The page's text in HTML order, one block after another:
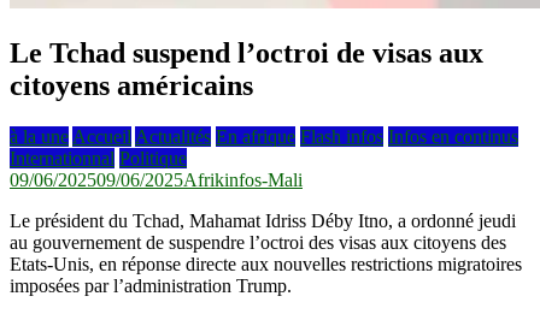
Le Tchad suspend l’octroi de visas aux
citoyens américains
à la une Accueil Actualités En afrique Flash infos Infos en continus
Internationnal Politique
09/06/202509/06/2025Afrikinfos-Mali
Le président du Tchad, Mahamat Idriss Déby Itno, a ordonné jeudi
au gouvernement de suspendre l’octroi des visas aux citoyens des
Etats-Unis, en réponse directe aux nouvelles restrictions migratoires
imposées par l’administration Trump.